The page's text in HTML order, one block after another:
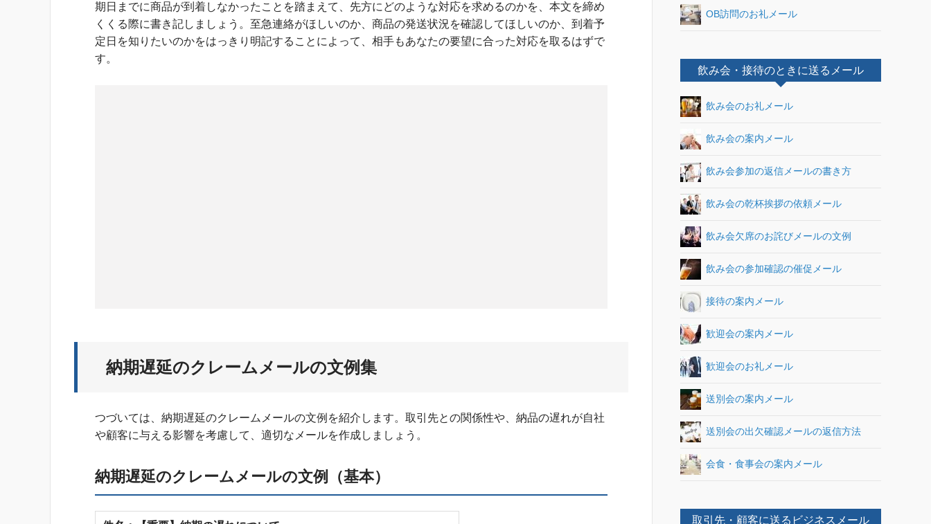
期日までに商品が到着しなかったことを踏まえて、先方にどのような対応を求めるのかを、本文を締め
くくる際に書き記しましょう。至急連絡がほしいのか、商品の発送状況を確認してほしいのか、到着予
定日を知りたいのかをはっきり明記することによって、相手もあなたの要望に合った対応を取るはずで
す。
納期遅延のクレームメールの文例集
つづいては、納期遅延のクレームメールの文例を紹介します。取引先との関係性や、納品の遅れが自社
や顧客に与える影響を考慮して、適切なメールを作成しましょう。
納期遅延のクレームメールの文例（基本）
OB訪問のお礼メール
飲み会・接待のときに送るメール
飲み会のお礼メール
飲み会の案内メール
飲み会参加の返信メールの書き方
飲み会の乾杯挨拶の依頼メール
飲み会欠席のお詫びメールの文例
飲み会の参加確認の催促メール
接待の案内メール
歓迎会の案内メール
歓迎会のお礼メール
送別会の案内メール
送別会の出欠確認メールの返信方法
会食・食事会の案内メール
取引先・顧客に送るビジネスメール